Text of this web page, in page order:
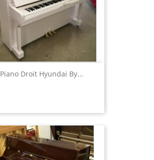
Piano Droit Hyundai By...